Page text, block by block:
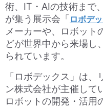
術、IT・AIの技術まで
が集う展示会「 ロボデ
メーカーや、ロボット
どが世界中から来場し
られています。
「ロボデックス」は
ン株式会社が主催して
ロボットの開発・活用